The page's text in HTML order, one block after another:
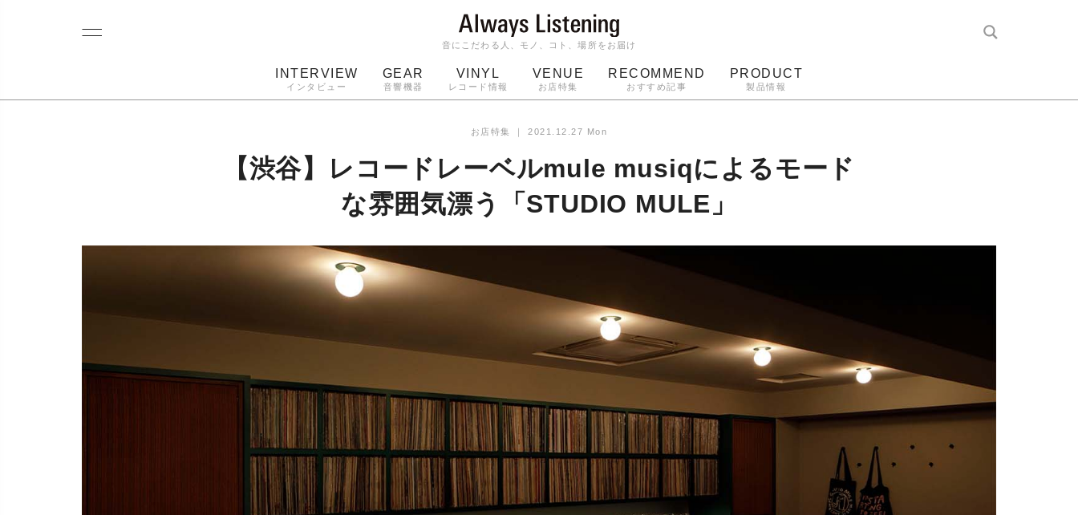
音にこだわる人、モノ、コト、場所をお届け
INTERVIEW
インタビュー
GEAR
音響機器
VINYL
レコード情報
VENUE
お店特集
RECOMMEND
おすすめ記事
PRODUCT
製品情報
ターンテーブル
お店特集 ｜2021.12.27 Mon
【渋谷】レコードレーベルmule musiqによるモード
な雰囲気漂う「STUDIO MULE」